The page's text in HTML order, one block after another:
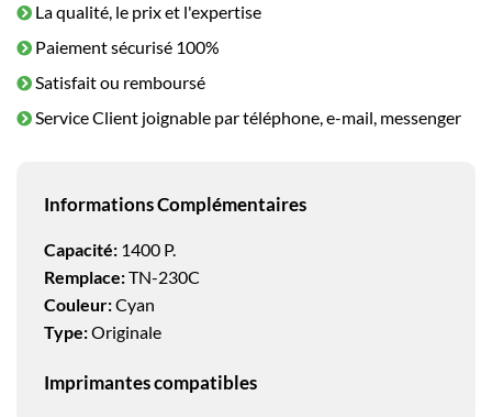
La qualité, le prix et l'expertise
Paiement sécurisé 100%
Satisfait ou remboursé
Service Client joignable par téléphone, e-mail, messenger
Informations Complémentaires
Capacité: 1400 P.
Remplace:TN-230C
Couleur:Cyan
Type:Originale
Imprimantes compatibles